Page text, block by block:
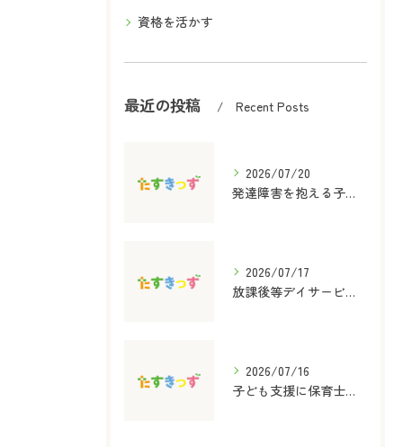
資格を活かす
最近の投稿 Recent Posts
2026/07/20
発達障害を抱える子どものための保育士と放課後等デイサービス児童指導員資格取得ガイド
2026/07/17
放課後等デイサービス支援の内容と選び方をわかりやすく解説
2026/07/16
子ども支援に保育士資格を活かす放課後等デイサービスの役割と実践ポイント